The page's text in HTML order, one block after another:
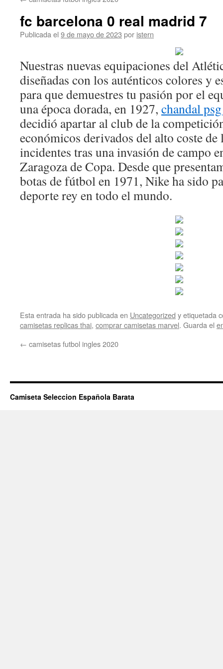
fc barcelona 0 real madrid 7
Publicada el 9 de mayo de 2023 por istern
Nuestras nuevas equipaciones del
diseñadas con los auténticos colores y
para que demuestres tu pasión por el
una época dorada, en 1927, chandal
decidió apartar al club de la
económicos derivados del alto coste de
incidentes tras una invasión de campo
Zaragoza de Copa. Desde que
botas de fútbol en 1971, Nike ha sido
deporte rey en todo el mundo.
Esta entrada ha sido publicada en Uncategorized y etiquetada
camisetas replicas thai, comprar camisetas marvel. Guarda el
← camisetas futbol ingles 2020
Camiseta Seleccion Española Barata